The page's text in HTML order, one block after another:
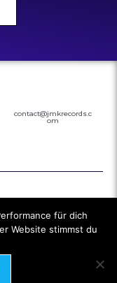
contact@jmkrecords.c
om
für dich
Website stimmst du